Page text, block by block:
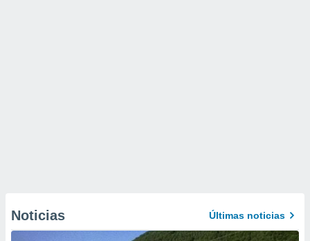
Noticias Últimas noticias